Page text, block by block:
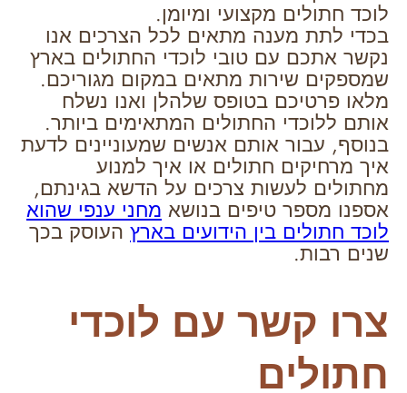
לוכד חתולים מקצועי ומיומן.
בכדי לתת מענה מתאים לכל הצרכים אנו
נקשר אתכם עם טובי לוכדי החתולים בארץ
שמספקים שירות מתאים במקום מגוריכם.
מלאו פרטיכם בטופס שלהלן ואנו נשלח
אותם ללוכדי החתולים המתאימים ביותר.
בנוסף, עבור אותם אנשים שמעוניינים לדעת
איך מרחיקים חתולים או איך למנוע
מחתולים לעשות צרכים על הדשא בגינתם,
אספנו מספר טיפים בנושא מחני ענפי שהוא
לוכד חתולים בין הידועים בארץ העוסק בכך
שנים רבות.
צרו קשר עם לוכדי
חתולים